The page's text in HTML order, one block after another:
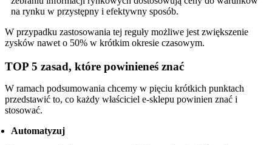
na rynku w przystępny i efektywny sposób.
W przypadku zastosowania tej reguły możliwe jest zwiększenie
zysków nawet o 50% w krótkim okresie czasowym.
TOP 5 zasad, które powinieneś znać
W ramach podsumowania chcemy w pięciu krótkich punktach
przedstawić to, co każdy właściciel e-sklepu powinien znać i
stosować.
Automatyzuj